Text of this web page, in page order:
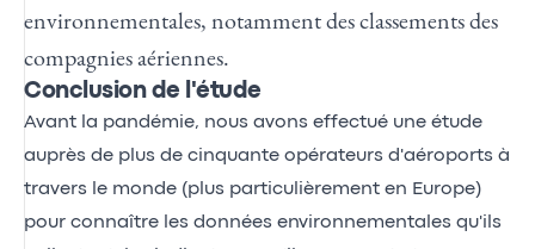
environnementales, notamment des classements des
compagnies aériennes.
Conclusion de l'étude
Avant la pandémie, nous avons effectué une étude
auprès de plus de cinquante opérateurs d'aéroports à
travers le monde (plus particulièrement en Europe)
pour connaître les données environnementales qu'ils